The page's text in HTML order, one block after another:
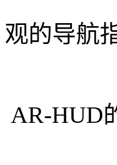
观的导航
AR-HUD